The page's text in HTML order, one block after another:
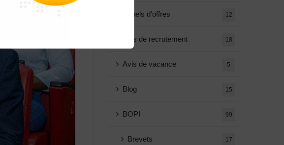
Appels d'offres 12
Avis de recrutement 18
Avis de vacance 5
Blog 15
BOPI 99
Brevets 17